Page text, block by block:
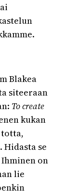
Blakea
siteeraan
To create
kukan
se
on
lie